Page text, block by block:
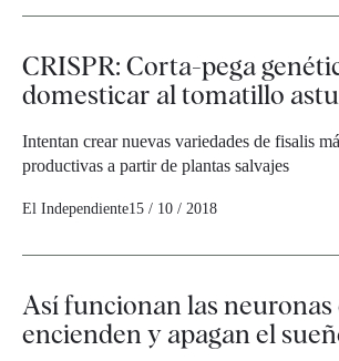
CRISPR: Corta-pega
domesticar al tomatillo
Intentan crear nuevas variedades de fisalis
productivas a partir de plantas salvajes
El Independiente15 / 10 / 2018
Así funcionan las neuronas
encienden y apagan el